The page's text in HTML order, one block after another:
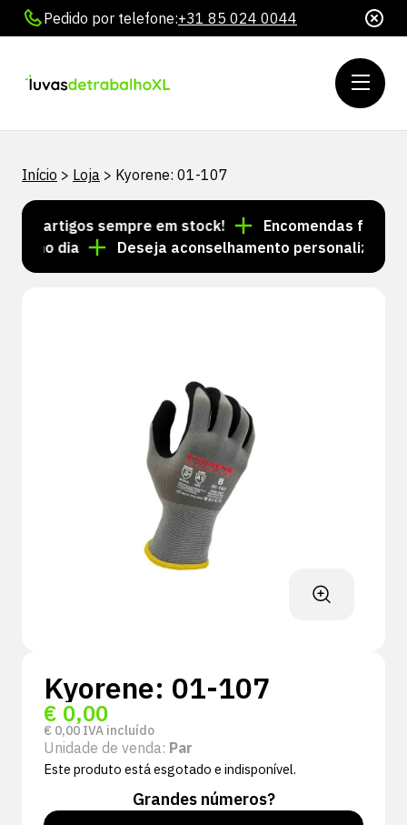
Pedido por telefone:+31 85 024 0044
Início > Loja > Kyorene: 01-107
artigos sempre em stock!
Encomendas feitas
dia
Deseja aconselhamento personalizado?
Kyorene: 01-107
€ 0,00
€ 0,00 IVA incluído
Unidade de venda: Par
Este produto está esgotado e indisponível.
Grandes números?